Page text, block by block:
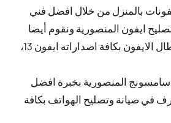
بالمنزل من خلال افضل فني
ايفون المنصورية ونقوم أيضا
في تصليح كافة اعطال الايفون بكافة اصداراته ايفون 13،
المنصورية بخبرة افضل
في صيانة وتصليح الهواتف بكافة